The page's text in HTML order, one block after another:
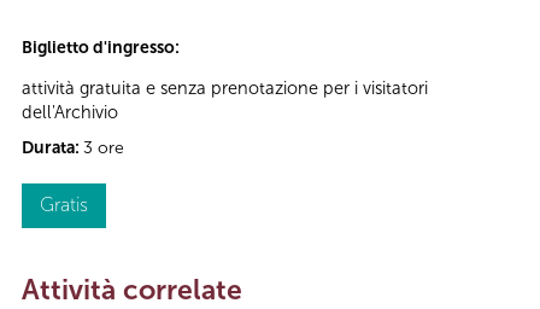
Biglietto d'ingresso:
attività gratuita e senza prenotazione per i visitatori
dell'Archivio
Durata: 3 ore
Gratis
Attività correlate